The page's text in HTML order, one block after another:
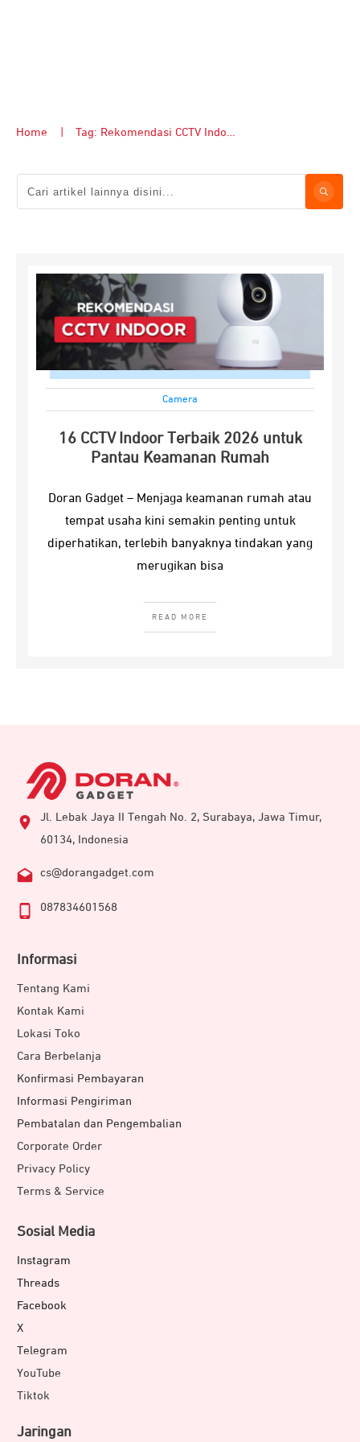
Home Tag: Rekomendasi CCTV Indoor
Camera
16 CCTV Indoor Terbaik 2026 untuk
Pantau Keamanan Rumah
Doran Gadget – Menjaga keamanan rumah atau
tempat usaha kini semakin penting untuk
diperhatikan, terlebih banyaknya tindakan yang
merugikan bisa
READ MORE
Jl. Lebak Jaya II Tengah No. 2, Surabaya, Jawa Timur,
60134, Indonesia
cs@dorangadget.com
087834601568
Informasi
Tentang Kami
Kontak Kami
Lokasi Toko
Cara Berbelanja
Konfirmasi Pembayaran
Informasi Pengiriman
Pembatalan dan Pengembalian
Corporate Order
Privacy Policy
Terms & Service
Sosial Media
Instagram
Threads
Facebook
X
Telegram
YouTube
Tiktok
Jaringan